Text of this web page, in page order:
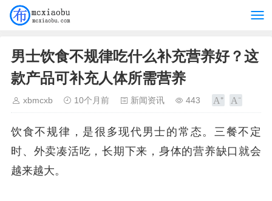
男士饮食不规律吃什么补充营养好？这
款产品可补充人体所需营养
xbmcxb 10个月前 新闻资讯 443
饮食不规律，是很多现代男士的常态。三餐不定
时、外卖凑活吃，长期下来，身体的营养缺口就会
越来越大。